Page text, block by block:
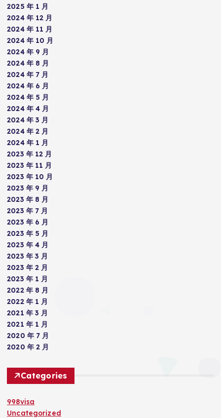
2025 年 1 月
2024 年 12 月
2024 年 11 月
2024 年 10 月
2024 年 9 月
2024 年 8 月
2024 年 7 月
2024 年 6 月
2024 年 5 月
2024 年 4 月
2024 年 3 月
2024 年 2 月
2024 年 1 月
2023 年 12 月
2023 年 11 月
2023 年 10 月
2023 年 9 月
2023 年 8 月
2023 年 7 月
2023 年 6 月
2023 年 5 月
2023 年 4 月
2023 年 3 月
2023 年 2 月
2023 年 1 月
2022 年 8 月
2022 年 1 月
2021 年 3 月
2021 年 1 月
2020 年 7 月
2020 年 2 月
Categories
998visa
Uncategorized